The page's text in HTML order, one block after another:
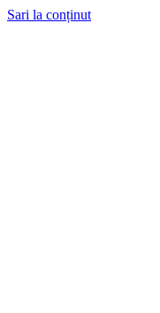
Sari la conținut